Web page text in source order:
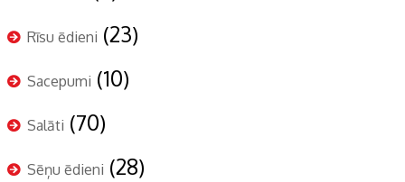
Rīsu ēdieni (23)
Sacepumi (10)
Salāti (70)
Sēņu ēdieni (28)